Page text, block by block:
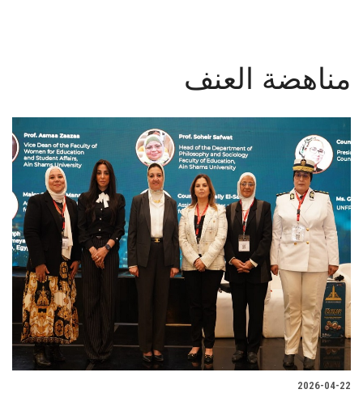
الإعلام
تواصل معنا
الطلاب
هيئة التدريس
الدراسات العليا
مناهضة العنف
2026-04-22